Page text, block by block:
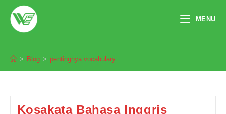
content
MENU
> Blog > pentingnya vocabulary
Kosakata Bahasa Inggris